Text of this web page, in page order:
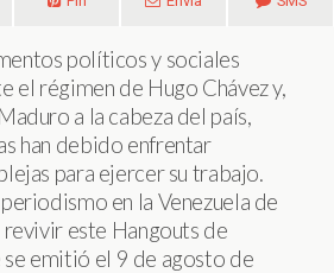
políticos y sociales
el régimen de Hugo Chávez y,
a la cabeza del país,
han debido enfrentar
para ejercer su trabajo.
en la Venezuela de
revivir este Hangouts de
emitió el 9 de agosto de